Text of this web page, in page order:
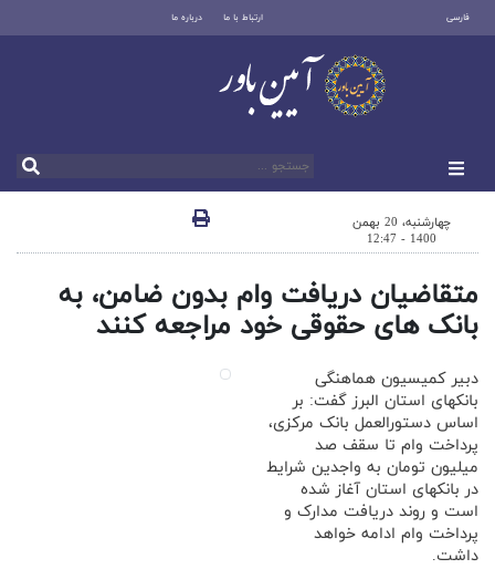
فارسی ارتباط با ما درباره ما
چهارشنبه، 20 بهمن
1400 - 12:47
متقاضیان دریافت وام بدون ضامن، به
بانک های حقوقی خود مراجعه کنند
دبیر کمیسیون هماهنگی
بانکهای استان البرز گفت: بر
اساس دستورالعمل بانک مرکزی،
پرداخت وام تا سقف صد
میلیون تومان به واجدین شرایط
در بانکهای استان آغاز شده
است و روند دریافت مدارک و
پرداخت وام ادامه خواهد
داشت.